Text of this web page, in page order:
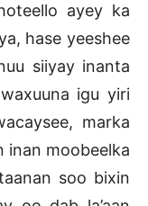
ayey ka
hase yeeshee
siiyay inanta
igu yiri
marka
inan moobeelka
soo bixin